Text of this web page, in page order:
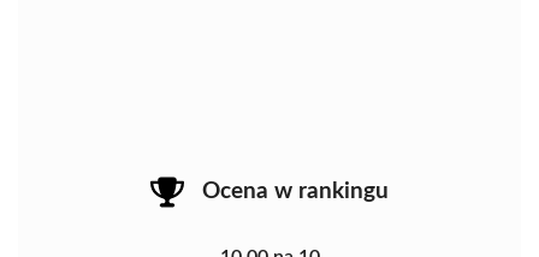
Ocena w rankingu